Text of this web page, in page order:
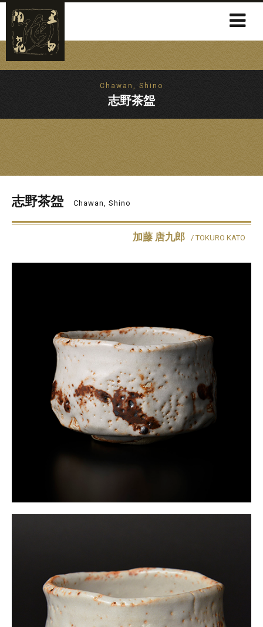
Chawan, Shino
志野茶盌
志野茶盌 Chawan, Shino
加藤 唐九郎 / TOKURO KATO